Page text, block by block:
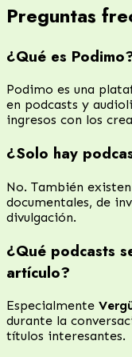
Preguntas
¿Qué es
Podimo es una
en podcasts y
ingresos con los
¿Solo hay
No. También
documentales, de
divulgación.
¿Qué podcasts
artículo?
Especialmente
durante la
títulos interesantes.